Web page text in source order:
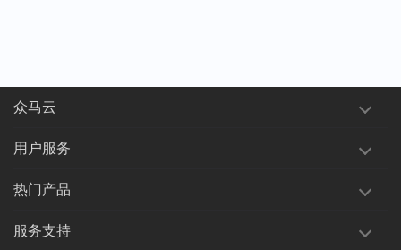
众马云
用户服务
热门产品
服务支持